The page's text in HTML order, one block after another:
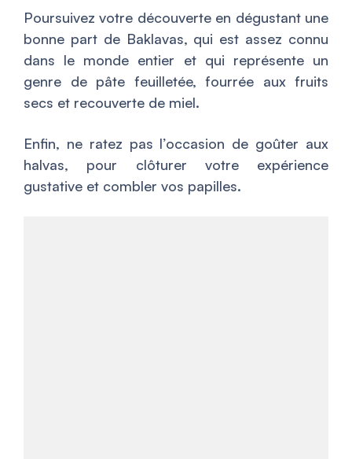
Poursuivez votre découverte en dégustant une
bonne part de Baklavas, qui est assez connu
dans le monde entier et qui représente un
genre de pâte feuilletée, fourrée aux fruits
secs et recouverte de miel.
Enfin, ne ratez pas l’occasion de goûter aux
halvas, pour clôturer votre expérience
gustative et combler vos papilles.